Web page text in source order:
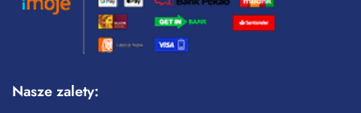
Nasze zalety: